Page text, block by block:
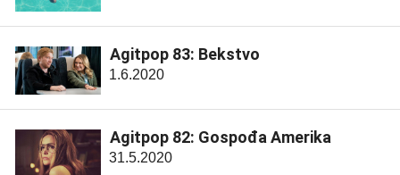
Agitpop 83: Bekstvo
1.6.2020
Agitpop 82: Gospođa Amerika
31.5.2020